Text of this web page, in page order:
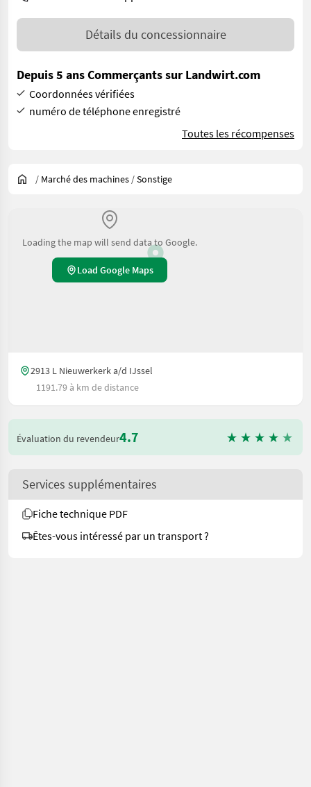
Détails du concessionnaire
Depuis 5 ans Commerçants sur Landwirt.com
Coordonnées vérifiées
numéro de téléphone enregistré
Toutes les récompenses
/ Marché des machines /Sonstige
Loading the map will send data to Google.
Load Google Maps
2913 L Nieuwerkerk a/d IJssel
1191.79 à km de distance
Évaluation du revendeur4.7
Services supplémentaires
Fiche technique PDF
Êtes-vous intéressé par un transport ?